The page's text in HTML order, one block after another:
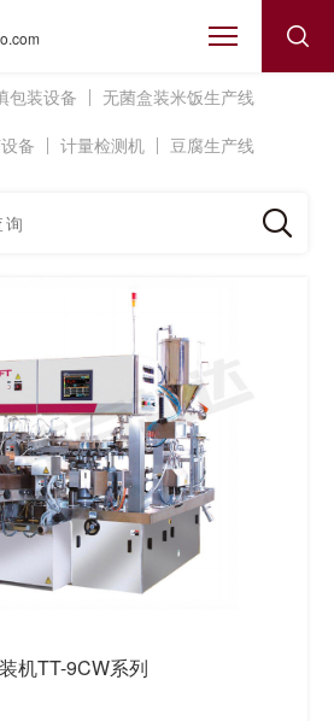
包装设备
无菌盒装米饭生产线
备
计量检测机 豆腐生产线
机TT-9CW系列